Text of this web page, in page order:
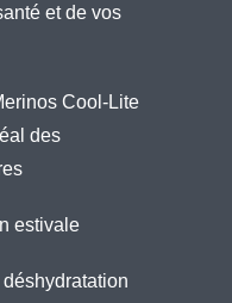
et de vos
Cool-Lite
des
estivale